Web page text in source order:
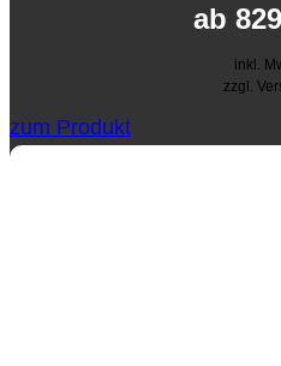
ab
inkl.
zzgl.
zum Produkt